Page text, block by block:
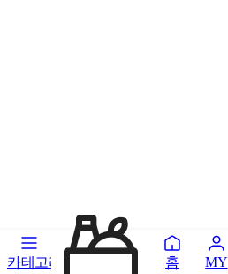
카테고리 홈 MY